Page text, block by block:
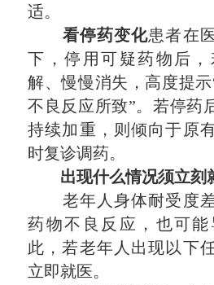
适。
看停药变化患者在
下，停用可疑药物后
解、慢慢消失，高度提
不良反应所致”。若停药
持续加重，则倾向于原
时复诊调药。
出现什么情况须立刻
老年人身体耐受度
药物不良反应，也可
此，若老年人出现以下
立即就医。